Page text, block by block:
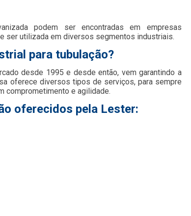
podem ser encontradas em empresas
ser utilizada em diversos segmentos industriais.
para tubulação?
desde 1995 e desde então, vem garantindo a
oferece diversos tipos de serviços, para sempre
comprometimento e agilidade.
oferecidos pela Lester: